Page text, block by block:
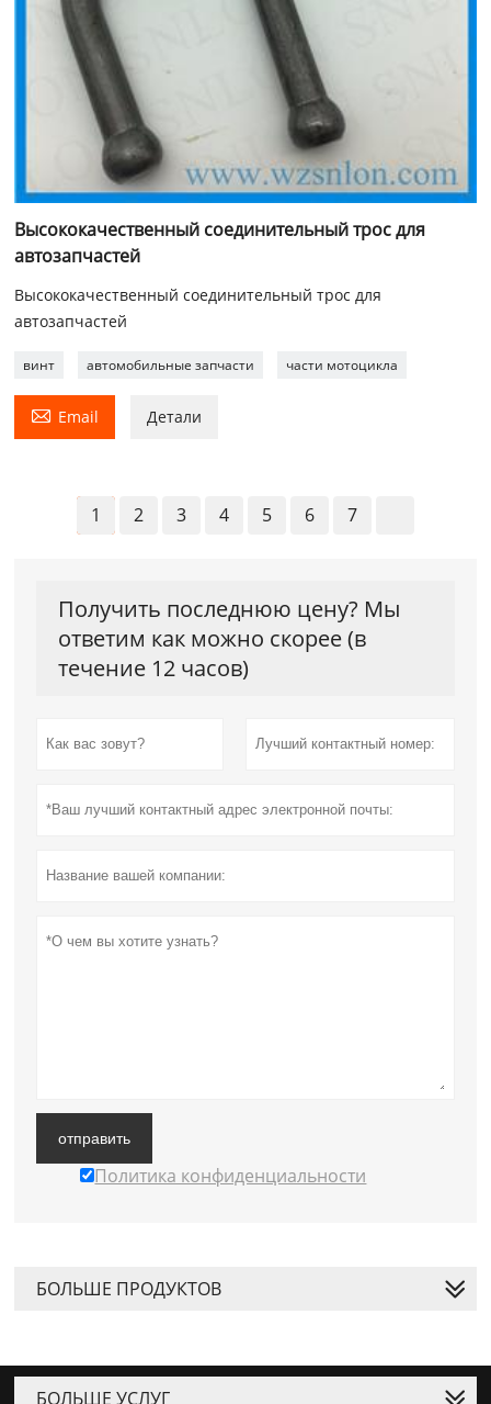
Высококачественный соединительный трос для
автозапчастей
Высококачественный соединительный трос для
автозапчастей
винт автомобильные запчасти части мотоцикла
 Email Детали
1 2 3 4 5 6 7
Получить последнюю цену? Мы
ответим как можно скорее (в
течение 12 часов)
отправить
Политика конфиденциальности
БОЛЬШЕ ПРОДУКТОВ
БОЛЬШЕ УСЛУГ